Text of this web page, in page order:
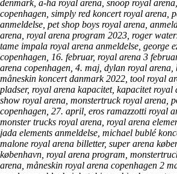
denmark, a-ha royal arena, snoop royal
copenhagen, simply red koncert royal arena,
anmeldelse, pet shop boys royal arena,
arena, royal arena program 2023, roger
tame impala royal arena anmeldelse, george
copenhagen, 16. februar, royal arena 3
arena copenhagen, 4. maj, dylan royal arena,
måneskin koncert danmark 2022, tool royal
pladser, royal arena kapacitet, kapacitet royal
show royal arena, monstertruck royal arena,
copenhagen, 27. april, eros ramazzotti royal
monster trucks royal arena, royal arena
jada elements anmeldelse, michael bublé
malone royal arena billetter, super arena
københavn, royal arena program,
arena, måneskin royal arena copenhagen 2